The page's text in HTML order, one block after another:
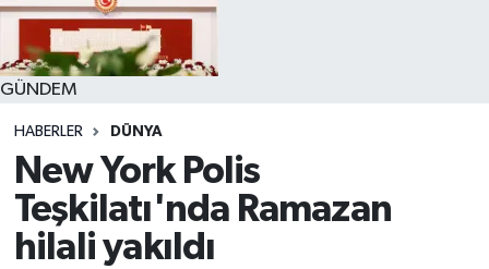
GÜNDEM
HABERLER DÜNYA
New York Polis
Teşkilatı'nda Ramazan
hilali yakıldı
SPOR
MAGAZİN
YAŞAM
Süper Lig Puan Durumu ve Fikstür
Tüm Manşetler
Son Dakika Haberleri
Haber Arşivi